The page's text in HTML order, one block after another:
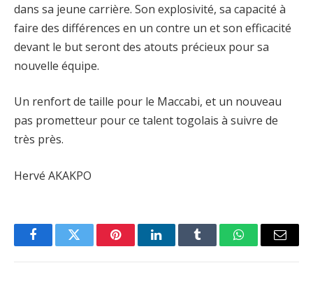
dans sa jeune carrière. Son explosivité, sa capacité à
faire des différences en un contre un et son efficacité
devant le but seront des atouts précieux pour sa
nouvelle équipe.
Un renfort de taille pour le Maccabi, et un nouveau
pas prometteur pour ce talent togolais à suivre de
très près.
Hervé AKAKPO
FacebookTwitter PinterestLinkedInTumblr WhatsAppEmail